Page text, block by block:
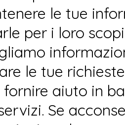
le tue
per i loro
le tue
fornire aiuto in
Se